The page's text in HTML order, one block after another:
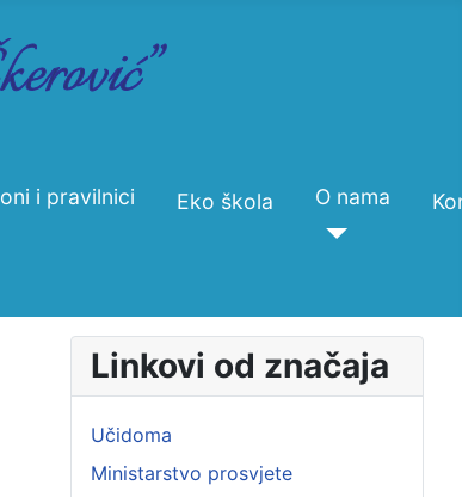
i pravilnici Eko škola O nama
Linkovi od značaja
Učidoma
Ministarstvo prosvjete